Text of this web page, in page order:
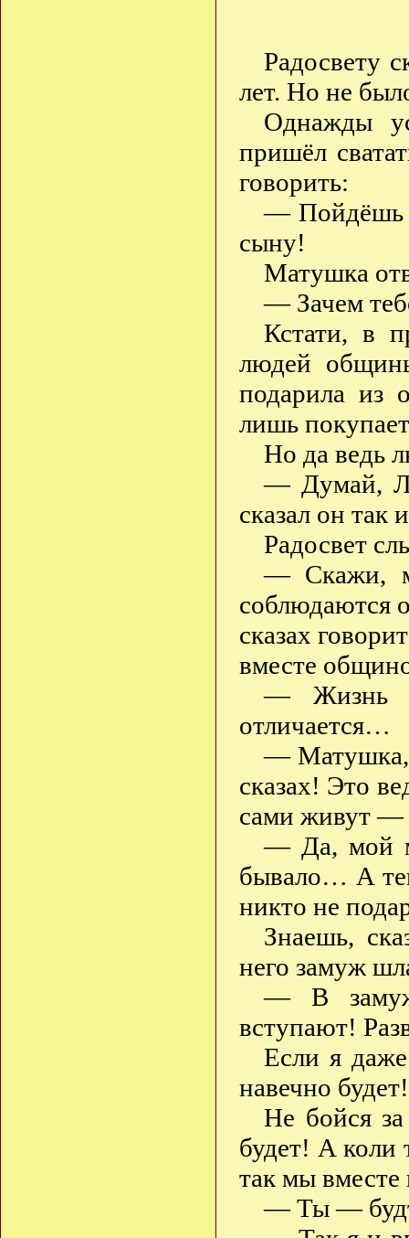
Радосвету
лет. Но не
Однажды
пришёл
говорить:
— Пойдёшь
сыну!
Матушка
— Зачем
Кстати, в
людей
подарила из
лишь
Но да ведь
— Думай,
сказал он
Радосвет
— Скажи,
соблюдаются
сказах
вместе
— Жизнь
отличается…
— Матушка,
сказах! Это
сами живут —
— Да, мой
бывало… А
никто не
Знаешь,
него замуж
— В
вступают!
Если я
навечно будет!
Не бойся
будет! А коли
так мы вместе
— Ты —